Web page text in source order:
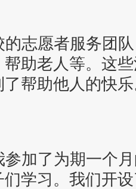
志愿者服务团
助老人等。这
帮助他人的快
加了为期一个
们学习。我们开